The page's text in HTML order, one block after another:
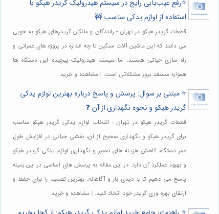
⭐️رفع عیب‌یابی رایج در سیستم هیدرولیک گریدر هپکو با
استفاده از لوازم یدکی مناسب 🚧
قطعات گریدر هپکو در تهران - رانندگان و مالکان گریدرهای هپکو به خوبی
می دانند که این ماشین آلات سنگین تا چه اندازه در پروژه های عمرانی و
راه سازی حیاتی هستند. اما سیستم هیدرولیک پیچیده این دستگاه ها
همواره مستعد بروز مشکلاتی است. | مشاهده و خرید
⭐️ مبتنی بر سوال: پرسش و پاسخ درباره بهترین لوازم یدکی
گریدر هپکو و نحوه نگهداری از آن ❓
قطعات گریدر هپکو در تهران - انتخاب لوازم یدکی گریدر هپکو مناسب
برای گریدر هپکو و نگهداری صحیح از آن، نقشی حیاتی در افزایش طول
عمر دستگاه، کاهش هزینه های تعمیر و نگهداری لوازم یدکی گریدر هپکو
و بهبود عملکرد آن دارد. در این مقاله به پرسش های اساسی در این زمینه
پاسخ می دهیم تا با دیدی باز و آگاهانه، بهترین تصمیم را برای حفظ و
ارتقای بهره وری گریدر خود اتخاذ کنید. | مشاهده و خرید